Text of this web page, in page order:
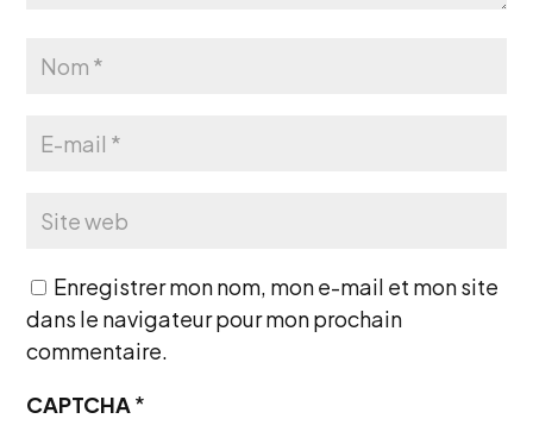
Enregistrer mon nom, mon e-mail et mon site
dans le navigateur pour mon prochain
commentaire.
CAPTCHA *